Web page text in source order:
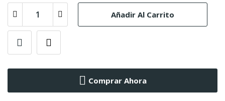
Añadir Al Carrito
Comprar Ahora